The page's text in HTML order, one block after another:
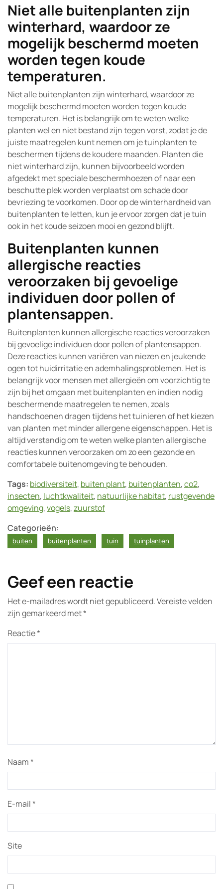
Niet alle buitenplanten zijn
winterhard, waardoor ze
mogelijk beschermd moeten
worden tegen koude
temperaturen.
Niet alle buitenplanten zijn winterhard, waardoor ze
mogelijk beschermd moeten worden tegen koude
temperaturen. Het is belangrijk om te weten welke
planten wel en niet bestand zijn tegen vorst, zodat je de
juiste maatregelen kunt nemen om je tuinplanten te
beschermen tijdens de koudere maanden. Planten die
niet winterhard zijn, kunnen bijvoorbeeld worden
afgedekt met speciale beschermhoezen of naar een
beschutte plek worden verplaatst om schade door
bevriezing te voorkomen. Door op de winterhardheid van
buitenplanten te letten, kun je ervoor zorgen dat je tuin
ook in het koude seizoen mooi en gezond blijft.
Buitenplanten kunnen
allergische reacties
veroorzaken bij gevoelige
individuen door pollen of
plantensappen.
Buitenplanten kunnen allergische reacties veroorzaken
bij gevoelige individuen door pollen of plantensappen.
Deze reacties kunnen variëren van niezen en jeukende
ogen tot huidirritatie en ademhalingsproblemen. Het is
belangrijk voor mensen met allergieën om voorzichtig te
zijn bij het omgaan met buitenplanten en indien nodig
beschermende maatregelen te nemen, zoals
handschoenen dragen tijdens het tuinieren of het kiezen
van planten met minder allergene eigenschappen. Het is
altijd verstandig om te weten welke planten allergische
reacties kunnen veroorzaken om zo een gezonde en
comfortabele buitenomgeving te behouden.
Tags: biodiversiteit, buiten plant, buitenplanten,co2,
insecten, luchtkwaliteit, natuurlijke habitat, rustgevende
omgeving,vogels,zuurstof
Categorieën:
buiten buitenplanten tuin tuinplanten
Geef een reactie
Het e-mailadres wordt niet gepubliceerd.Vereiste velden
zijn gemarkeerd met*
Reactie*
Naam*
E-mail*
Site